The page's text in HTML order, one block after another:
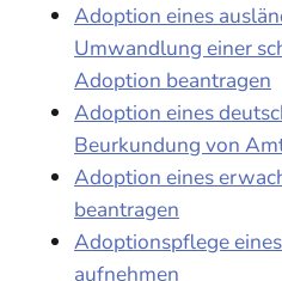
Adoption eines
Umwandlung einer
Adoption beantragen
Adoption eines
Beurkundung von
Adoption eines
beantragen
Adoptionspflege
aufnehmen